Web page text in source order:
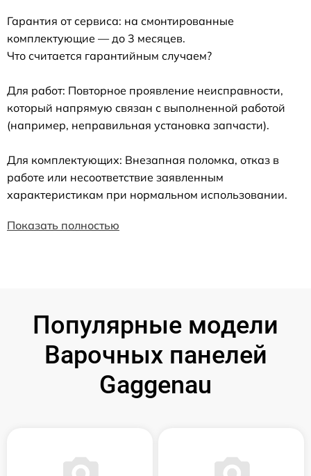
Гарантия от сервиса: на смонтированные
комплектующие — до 3 месяцев.
Что считается гарантийным случаем?
Для работ: Повторное проявление неисправности,
который напрямую связан с выполненной работой
(например, неправильная установка запчасти).
Для комплектующих: Внезапная поломка, отказ в
работе или несоответствие заявленным
характеристикам при нормальном использовании.
Показать полностью
Популярные модели
Варочных панелей
Gaggenau